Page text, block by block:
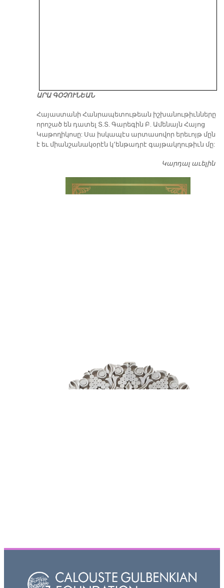
ԱՐԱ ԳՕՉՈՒՆԵԱՆ
​Հայաստանի Հանրապետութեան իշխանութիւնները
որոշած են դատել Տ.Տ. Գարեգին Բ. Ամենայն Հայոց
Կաթողիկոսը: Սա իսկապէս արտասովոր երեւոյթ մըն
է եւ միանշանակօրէն կ՚ենթադրէ գայթակղութիւն մը:
Կարդալ աւելին